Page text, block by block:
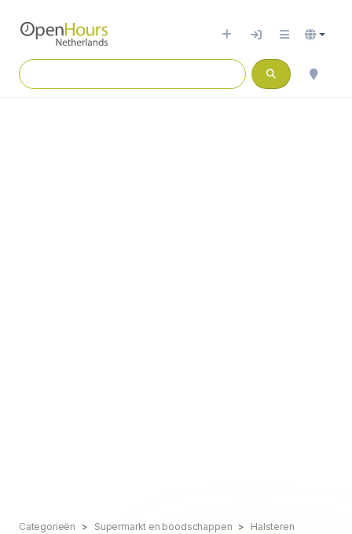
Categorieën Supermarkt en boodschappen
Halsteren